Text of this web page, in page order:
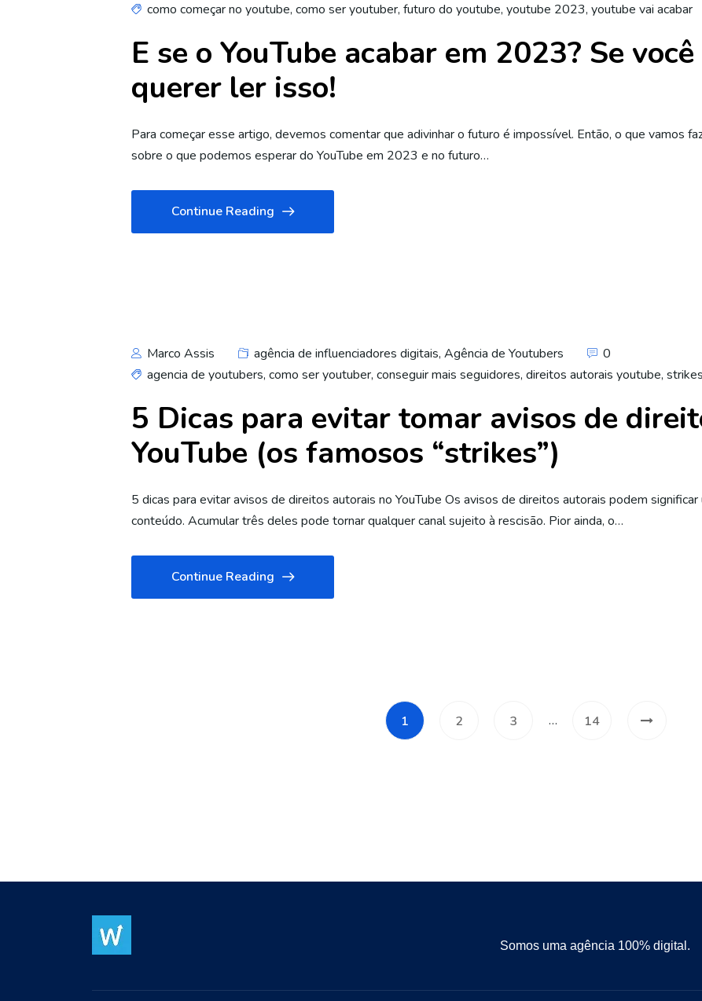
como começar no youtube, como ser youtuber, futuro do youtube, youtube 2023, youtube vai acabar
E se o YouTube acabar em 2023? Se
querer ler isso!
Para começar esse artigo, devemos comentar que adivinhar o futuro é impossível. Então, o que vamos
sobre o que podemos esperar do YouTube em 2023 e no futuro…
Continue Reading
Marco Assis agência de influenciadores digitais, Agência de Youtubers 0
agencia de youtubers, como ser youtuber, conseguir mais seguidores, direitos autorais youtube,
5 Dicas para evitar tomar avisos de
YouTube (os famosos “strikes”)
5 dicas para evitar avisos de direitos autorais no YouTube Os avisos de direitos autorais podem
conteúdo. Acumular três deles pode tornar qualquer canal sujeito à rescisão. Pior ainda, o…
Continue Reading
1 2 3 … 14
Somos uma agência 100% digital.